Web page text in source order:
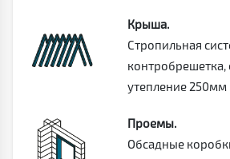
Крыша.
Стропильная
утепление 250мм
Проемы.
Обсадные